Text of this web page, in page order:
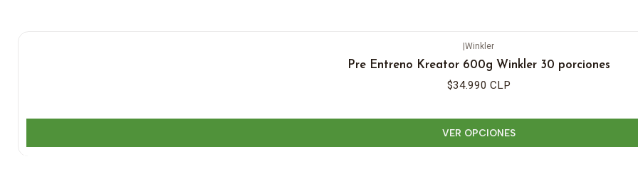
|Winkler
Pre Entreno Kreator 600g Winkler 30 porciones
$34.990 CLP
VER OPCIONES